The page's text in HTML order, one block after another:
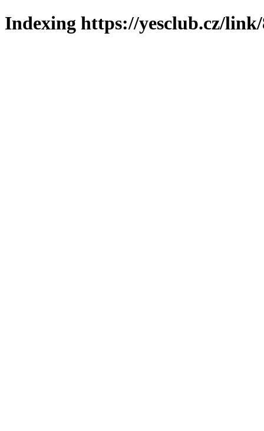
Indexing https://yesclub.cz/link/